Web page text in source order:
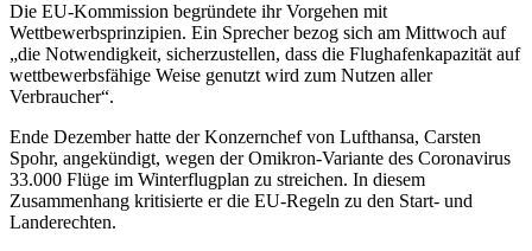
Die EU-Kommission begründete ihr Vorgehen mit
Wettbewerbsprinzipien. Ein Sprecher bezog sich am Mittwoch auf
„die Notwendigkeit, sicherzustellen, dass die Flughafenkapazität auf
wettbewerbsfähige Weise genutzt wird zum Nutzen aller
Verbraucher“.
Ende Dezember hatte der Konzernchef von Lufthansa, Carsten
Spohr, angekündigt, wegen der Omikron-Variante des Coronavirus
33.000 Flüge im Winterflugplan zu streichen. In diesem
Zusammenhang kritisierte er die EU-Regeln zu den Start- und
Landerechten.